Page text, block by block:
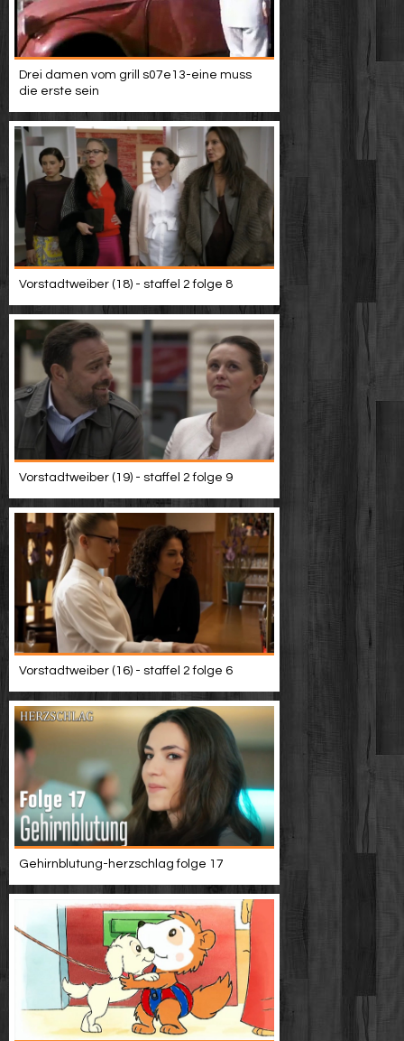
Drei damen vom grill s07e13-eine muss
die erste sein
Vorstadtweiber (18) - staffel 2 folge 8
Vorstadtweiber (19) - staffel 2 folge 9
Vorstadtweiber (16) - staffel 2 folge 6
Gehirnblutung-herzschlag folge 17